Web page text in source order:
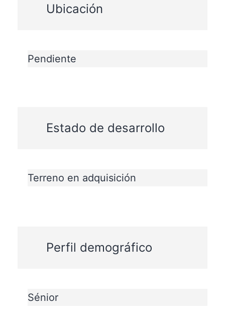
Ubicación
Pendiente
Estado de desarrollo
Terreno en adquisición
Perfil demográfico
Sénior